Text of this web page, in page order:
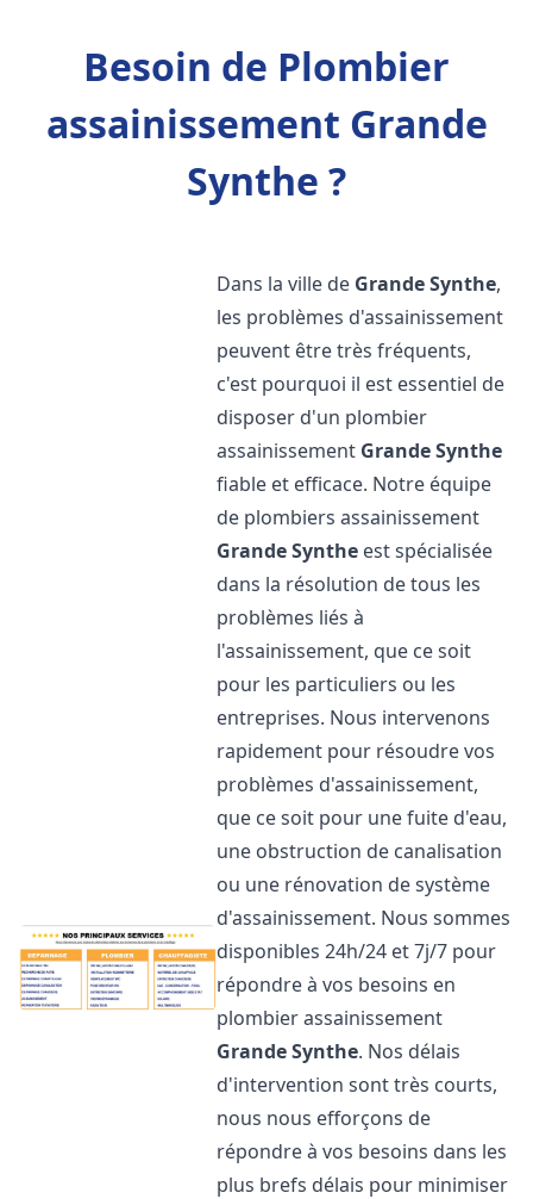
Besoin de Plombier
assainissement Grande
Synthe ?
Dans la ville de Grande Synthe,
les problèmes d'assainissement
peuvent être très fréquents,
c'est pourquoi il est essentiel de
disposer d'un plombier
assainissement Grande Synthe
fiable et efficace. Notre équipe
de plombiers assainissement
Grande Synthe est spécialisée
dans la résolution de tous les
problèmes liés à
l'assainissement, que ce soit
pour les particuliers ou les
entreprises. Nous intervenons
rapidement pour résoudre vos
problèmes d'assainissement,
que ce soit pour une fuite d'eau,
une obstruction de canalisation
ou une rénovation de système
d'assainissement. Nous sommes
disponibles 24h/24 et 7j/7 pour
répondre à vos besoins en
plombier assainissement
Grande Synthe. Nos délais
d'intervention sont très courts,
nous nous efforçons de
répondre à vos besoins dans les
plus brefs délais pour minimiser